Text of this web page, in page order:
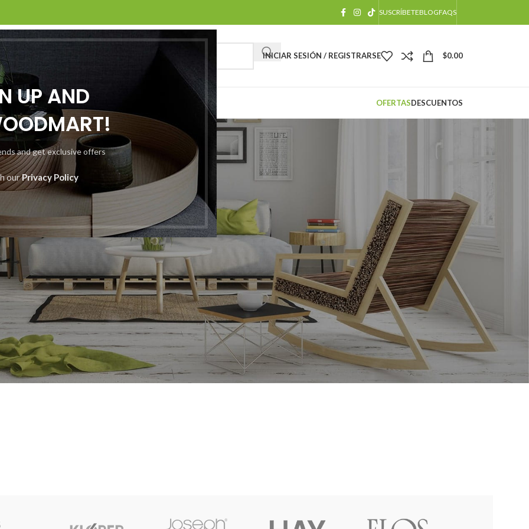
UP AND
and get exclusive offers
ourPrivacy Policy
SUSCRÍBETEBLOGFAQS
INICIAR SESIÓN / REGISTRARSE $0.00
BLOG OFERTASDESCUENTOS
Tips
Inicio/Archivo por categoría “Tips”